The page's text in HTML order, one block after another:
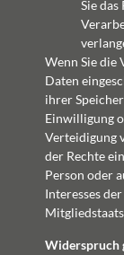
Sie
Wenn Sie die
Daten
ihrer
Einwilligung
Verteidigung
der Rechte
Person oder
Interesses
Widerspruch